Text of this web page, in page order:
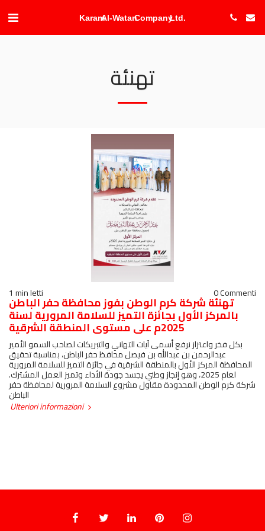
Karam Al-Watan Company Ltd.
تهنئة
1 min letti 0 Commentiتهنئة شركة كرم الوطن بفوز محافظة حفر الباطن
بالمركز الأول بجائزة التميز للسلامة المرورية لسنة
2025م على مستوى المنطقة الشرقية
بكل فخر واعتزاز نرفع أسمى آيات التهاني والتبريكات لصاحب السمو الأمير
عبدالرحمن بن عبدالله بن فيصل محافظ حفر الباطن، بمناسبة تحقيق
المحافظة المركز الأول بالمنطقة الشرقية في جائزة التميز للسلامة المرورية
لعام 2025، وهو إنجاز وطني يجسد جودة الأداء وتميز العمل المشترك.
شركة كرم الوطن المحدودة مقاول مشروع السلامة المرورية لمحافظة حفر
الباطن
Ulteriori informazioni